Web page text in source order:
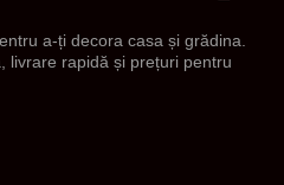
a-ți decora casa și grădina.
livrare rapidă și prețuri pentru